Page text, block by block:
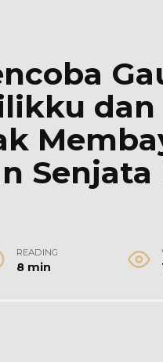
dan
Senjata
READING
8 min